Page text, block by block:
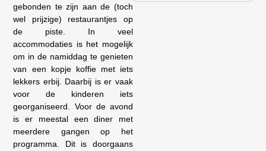
gebonden te zijn aan de (toch
wel prijzige) restaurantjes op
de piste. In veel
accommodaties is het mogelijk
om in de namiddag te genieten
van een kopje koffie met iets
lekkers erbij. Daarbij is er vaak
voor de kinderen iets
georganiseerd. Voor de avond
is er meestal een diner met
meerdere gangen op het
programma. Dit is doorgaans